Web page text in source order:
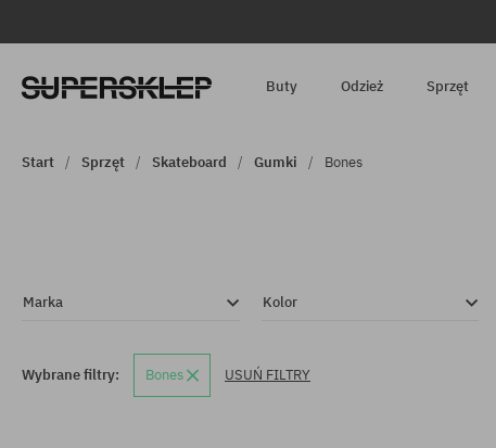
Buty Odzież Sprzęt
Start Sprzęt Skateboard Gumki Bones
Marka Kolor
Wybrane filtry: Bones USUŃ FILTRY